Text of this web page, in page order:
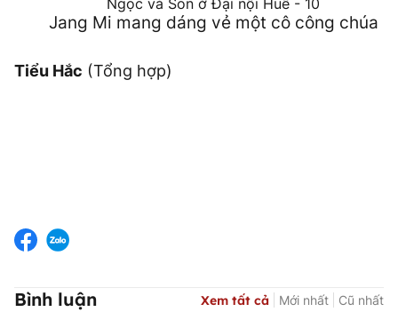
Jang Mi mang dáng vẻ một cô công chúa
Tiểu Hắc (Tổng hợp)
Bình luận Xem tất cả Mới nhất Cũ nhất